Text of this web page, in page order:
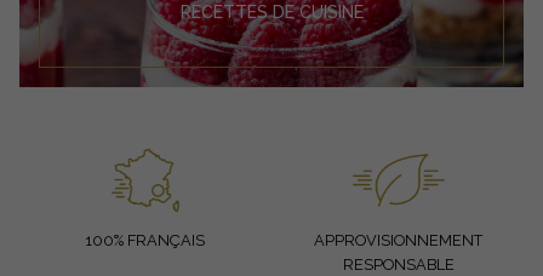
RECETTES DE CUISINE
100% FRANÇAIS
APPROVISIONNEMENT
RESPONSABLE